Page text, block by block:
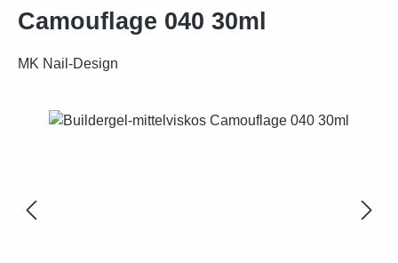
Camouflage 040 30ml
MK Nail-Design
Bildergalerie überspringen